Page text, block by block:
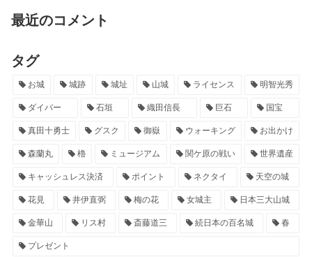
最近のコメント
タグ
お城 城跡 城址 山城 ライセンス 明智光秀
ダイバー 石垣 織田信長 巨石 国宝
真田十勇士 グスク 御嶽 ウォーキング お出かけ
森蘭丸 櫓 ミュージアム 関ケ原の戦い 世界遺産
キャッシュレス決済 ポイント ネクタイ 天空の城
花見 井伊直弼 梅の花 女城主 日本三大山城
金華山 リス村 斎藤道三 続日本の百名城 春
プレゼント